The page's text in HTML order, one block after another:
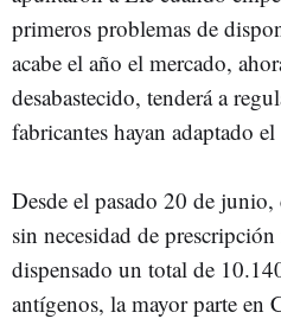
primeros problemas de
acabe el año el mercado,
desabastecido, tenderá a
fabricantes hayan adaptado
Desde el pasado 20 de
sin necesidad de
dispensado un total de
antígenos, la mayor parte en